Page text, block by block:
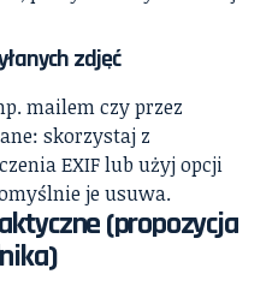
zdjęć
mailem czy przez
skorzystaj z
EXIF lub użyj opcji
je usuwa.
(propozycja